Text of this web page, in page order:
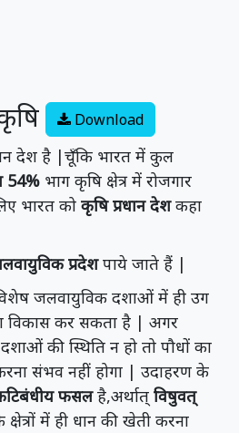
Download
देश है |चूँकि भारत में कुल
54% भाग कृषि क्षेत्र में रोजगार
भारत को कृषि प्रधान देशकहा
प्रदेशपाये जाते हैं |
जलवायुविक दशाओं में ही उग
विकास कर सकता है | अगर
की स्थिति न हो तो पौधों का
संभव नहीं होगा | उदाहरण के
फसलहै,अर्थात् विषुवत्
में ही धान की खेती करना